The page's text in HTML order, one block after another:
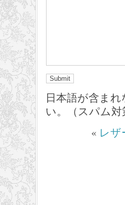
日本語が含ま
い。（スパム対
« レ